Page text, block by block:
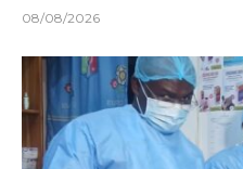
08/08/2026